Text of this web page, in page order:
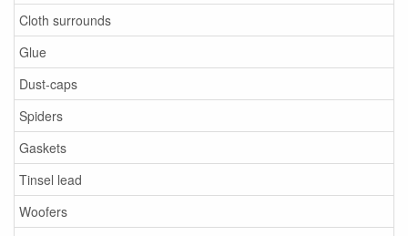
Cloth surrounds
Glue
Dust-caps
Spiders
Gaskets
Tinsel lead
Woofers